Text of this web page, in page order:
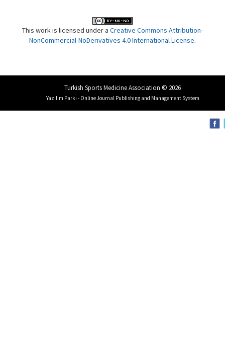
This work is licensed under a Creative Commons Attribution-
NonCommercial-NoDerivatives 4.0 International License.
Turkish Sports Medicine Association © 2026
Yazılım Parkı - Online Journal Publishing and Management System